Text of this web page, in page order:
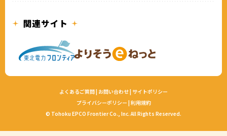
よくあるご質問| お問い合わせ| サイトポリシー
プライバシーポリシー | 利用規約
© Tohoku EPCO Frontier Co., Inc. All Rights Reserved.